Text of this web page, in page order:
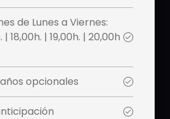
de Lunes a Viernes:
| 18,00h. | 19,00h. | 20,00h
opcionales